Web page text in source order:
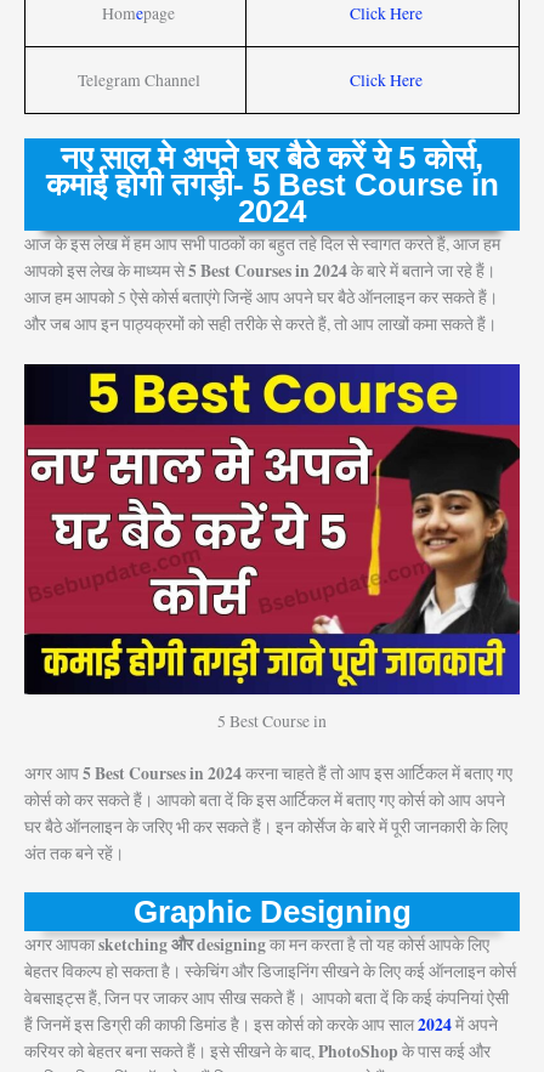
Homepage Click Here
Telegram Channel Click Here
नए साल मे अपने घर बैठे करें ये 5 कोर्स,
कमाई होगी तगड़ी- 5 Best Course in
2024
आज के इस लेख में हम आप सभी पाठकों का बहुत तहे दिल से स्वागत करते हैं, आज हम
आपको इस लेख के माध्यम से5 Best Courses in 2024के बारे में बताने जा रहे हैं।
आज हम आपको 5 ऐसे कोर्स बताएंगे जिन्हें आप अपने घर बैठे ऑनलाइन कर सकते हैं।
और जब आप इन पाठ्यक्रमों को सही तरीके से करते हैं, तो आप लाखों कमा सकते हैं।
5 Best Course in
अगर आप5 Best Courses in 2024करना चाहते हैं तो आप इस आर्टिकल में बताए गए
कोर्स को कर सकते हैं। आपको बता दें कि इस आर्टिकल में बताए गए कोर्स को आप अपने
घर बैठे ऑनलाइन के जरिए भी कर सकते हैं। इन कोर्सेज के बारे में पूरी जानकारी के लिए
अंत तक बने रहें।
Graphic Designing
अगर आपकाsketching और designingका मन करता है तो यह कोर्स आपके लिए
बेहतर विकल्प हो सकता है। स्केचिंग और डिजाइनिंग सीखने के लिए कई ऑनलाइन कोर्स
वेबसाइट्स हैं, जिन पर जाकर आप सीख सकते हैं। आपको बता दें कि कई कंपनियां ऐसी
हैं जिनमें इस डिग्री की काफी डिमांड है। इस कोर्स को करके आप साल2024में अपने
करियर को बेहतर बना सकते हैं। इसे सीखने के बाद,PhotoShop के पास कई और